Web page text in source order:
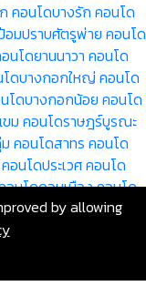
คอนโดบางรัก คอนโด
อมปราบศัตรูพ่าย คอนโด
นโดยานนาวา คอนโด
ดบางกอกใหญ่ คอนโด
โดบางกอกน้อย คอนโด
ม คอนโดราษฎร์บูรณะ
คอนโดสาทร คอนโด
คอนโดประเวศคอนโด
อนโดดอนเมืองคอนโด
ดบางแคคอนโดหลักสี่
ง
า 9190
by allowing